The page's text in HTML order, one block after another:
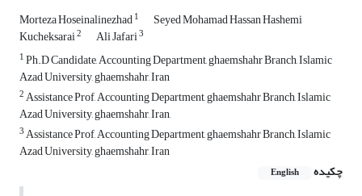
Morteza Hoseinalinezhad1 Seyed Mohamad Hassan Hashemi
Kucheksarai2 Ali Jafari3
1Ph.D Candidate, Accounting Department, ghaemshahr Branch, Islamic
Azad University, ghaemshahr, Iran
2Assistance Prof, Accounting Department, ghaemshahr Branch, Islamic
Azad University, ghaemshahr, Iran,
3Assistance Prof, Accounting Department, ghaemshahr Branch, Islamic
Azad University, ghaemshahr, Iran
چکیده
English